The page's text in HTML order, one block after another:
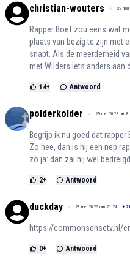
christian-wouters 29
Rapper Boef zou eens wat
plaats van bezig te zijn met
snapt. Als de meerderheid
met Wilders iets anders aan
14+ Antwoord
polderkolder 29 mei 2023 om
Begrijp ik nu goed dat
Zo hee, dan is hij een nep
zo ja: dan zal hij wel
2+ Antwoord
duckday 28 mei 2023 om 20:24 +
https://commonsensetv.nl/
0+ Antwoord